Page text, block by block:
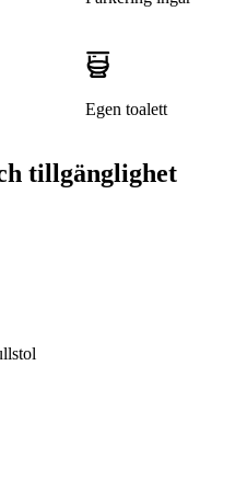
Egen toalett
tillgänglighet